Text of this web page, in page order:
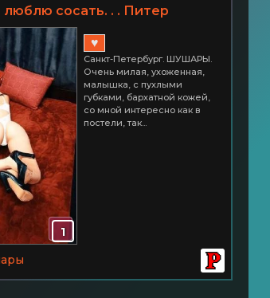
сосать. . . Питер
всего 2500
1
♥
Санкт-Петербург. ШУШАРЫ.
Очень милая, ухоженная,
малышка, с пухлыми
губками, бархатной кожей,
со мной интересно как в
постели, так...